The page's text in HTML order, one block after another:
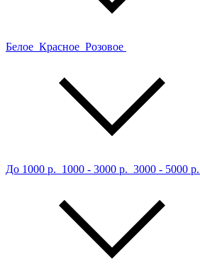
Белое Красное Розовое
До 1000 р. 1000 - 3000 р. 3000 - 5000 р.